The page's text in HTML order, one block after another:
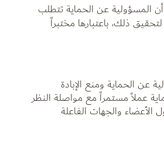
المسؤولية عن الحماية تتطلب
ذلك، باعتبارها مختبراً
عن الحماية ومنع الإبادة
عملاً مستمراً مع مواصلة النظر
الأعضاء والجهات الفاعلة